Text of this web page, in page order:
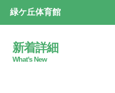
緑ケ丘体育館
新着詳細
What's New